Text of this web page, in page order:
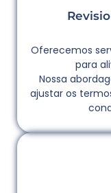
Oferecemos
para
Nossa
ajustar os